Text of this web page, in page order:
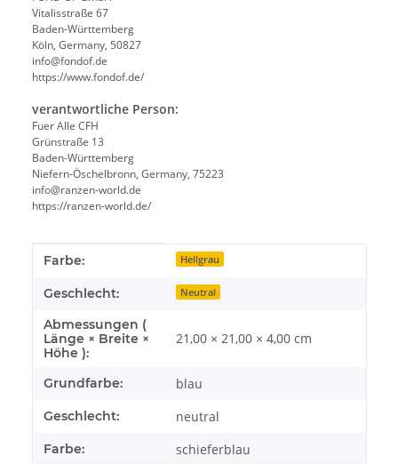
Vitalisstraße 67
Baden-Württemberg
Köln, Germany, 50827
info@fondof.de
https://www.fondof.de/
verantwortliche Person:
Fuer Alle CFH
Grünstraße 13
Baden-Württemberg
Niefern-Öschelbronn, Germany, 75223
info@ranzen-world.de
https://ranzen-world.de/
Produkteigenschaft
Wert
Farbe: Hellgrau
Geschlecht: Neutral
Abmessungen (
Länge × Breite ×
Höhe ):
21,00 × 21,00 × 4,00 cm
Grundfarbe: blau
Geschlecht: neutral
Farbe: schieferblau